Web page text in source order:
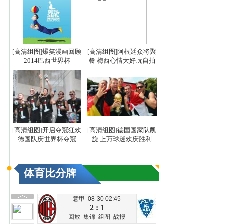
[高清组图]爆笑漫画回顾
2014巴西世界杯
[高清组图]阿根廷众将聚
餐 梅西心情大好玩自拍
[高清组图]开启夺冠狂欢
德国队庆世界杯夺冠
[高清组图]德国国家队凯
旋 上万球迷欢庆胜利
体育比分牌
意甲 08-30 02:45
2 : 1
回放 集锦 组图 战报